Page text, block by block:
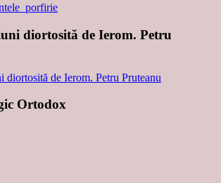
diortosită de Ierom. Petru
Ortodox